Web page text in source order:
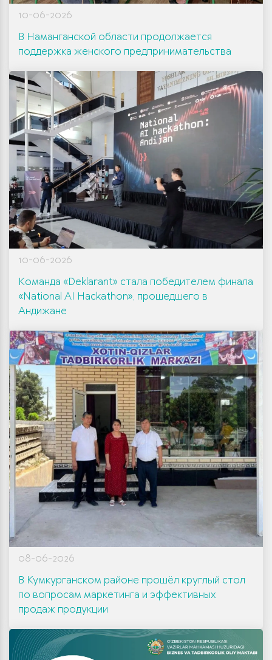
10-06-2026
В Наманганской области продолжается
поддержка женского предпринимательства
10-06-2026
Команда «Deklarant» стала победителем финала
«National AI Hackathon», прошедшего в
Андижане
08-06-2026
В Кумкурганском районе прошёл круглый стол
по вопросам маркетинга и эффективных
продаж продукции